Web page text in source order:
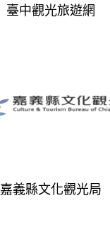
臺中觀光旅遊網
嘉義縣文化觀光局